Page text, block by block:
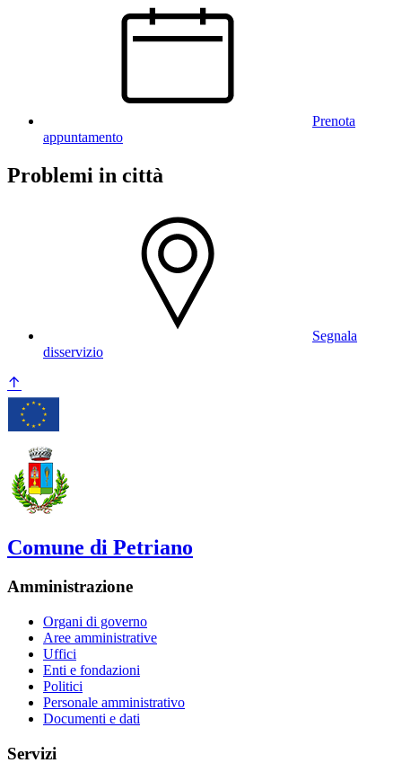
Prenota
appuntamento
Problemi in città
Segnala
disservizio
Comune di Petriano
Amministrazione
Organi di governo
Aree amministrative
Uffici
Enti e fondazioni
Politici
Personale amministrativo
Documenti e dati
Servizi